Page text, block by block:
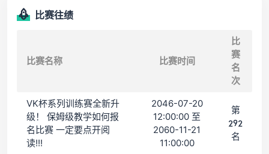
比赛往绩
比赛名称 比赛时间
比
赛
名
次
VK杯系列训练赛全新升
级！ 保姆级教学如何报
名比赛 一定要点开阅
读!!!
2046-07-20
12:00:00 至
2060-11-21
11:00:00
第
292
名